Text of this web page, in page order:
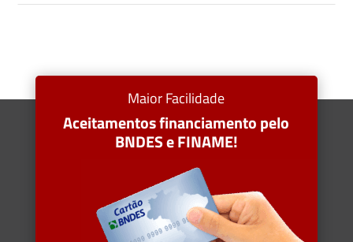
Maior Facilidade
Aceitamentos financiamento pelo
BNDES e FINAME!